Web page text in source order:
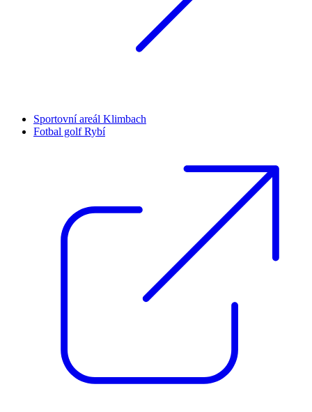
Sportovní areál Klimbach
Fotbal golf Rybí